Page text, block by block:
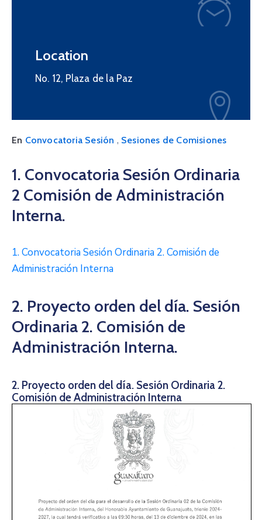
Location
No. 12, Plaza de la Paz
En Convocatoria Sesión , Sesiones de Comisiones
1. Convocatoria Sesión Ordinaria
2 Comisión de Administración
Interna.
1. Convocatoria Sesión Ordinaria 2. Comisión de
Administración Interna
2. Proyecto orden del día. Sesión
Ordinaria 2. Comisión de
Administración Interna.
2. Proyecto orden del día. Sesión Ordinaria 2.
Comisión de Administración Interna